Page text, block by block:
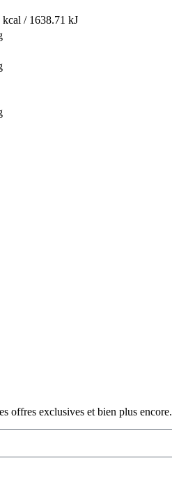
kcal / 1638.71 kJ
offres exclusives et bien plus encore.